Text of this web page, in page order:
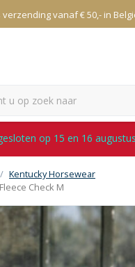
verzending vanaf € 50,- in
op 15 en 16 augustus
Kentucky Horsewear
Check M